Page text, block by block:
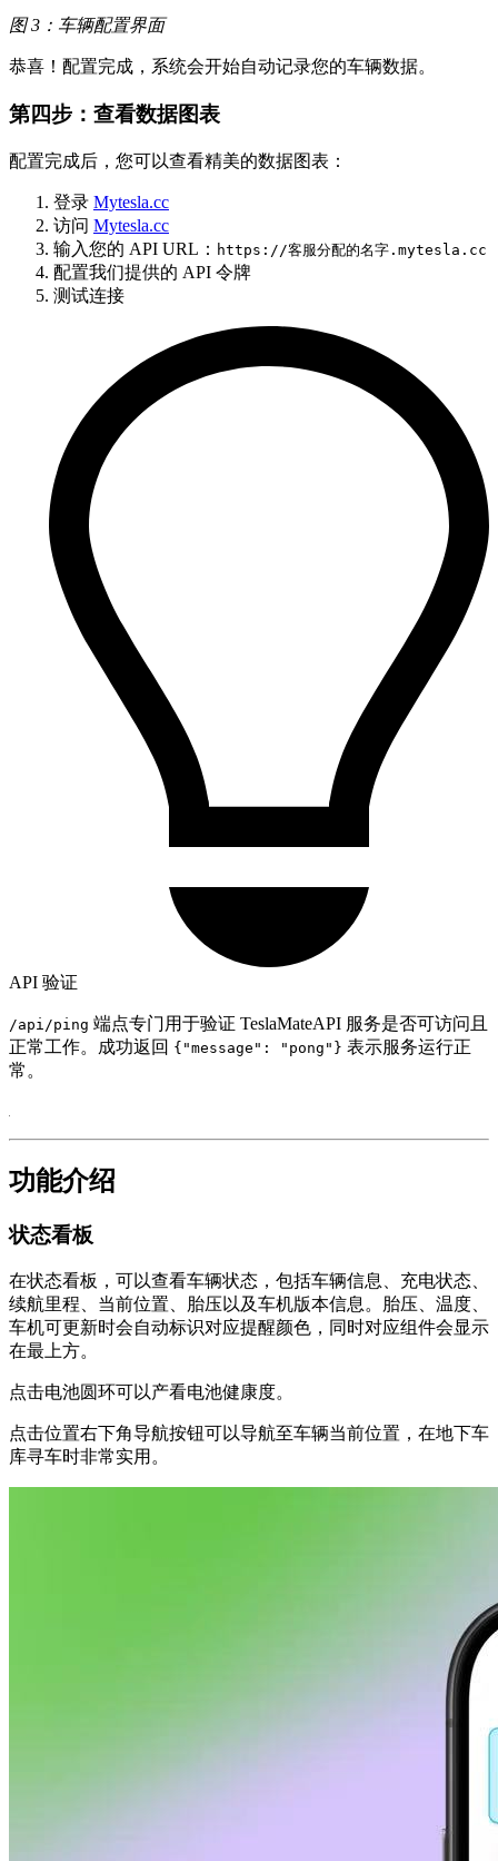
图 3：车辆配置界面
恭喜！配置完成，系统会开始自动记录您的车辆数据。
第四步：查看数据图表
配置完成后，您可以查看精美的数据图表：
登录 Mytesla.cc
访问 Mytesla.cc
输入您的 API URL： https://客服分配的名字.mytesla.cc
配置我们提供的 API 令牌
测试连接
API 验证
/api/ping 端点专门用于验证 TeslaMateAPI 服务是否可访问且
正常工作。成功返回 {"message": "pong"} 表示服务运行正
常。
功能介绍
状态看板
在状态看板，可以查看车辆状态，包括车辆信息、充电状态、
续航里程、当前位置、胎压以及车机版本信息。胎压、温度、
车机可更新时会自动标识对应提醒颜色，同时对应组件会显示
在最上方。
点击电池圆环可以产看电池健康度。
点击位置右下角导航按钮可以导航至车辆当前位置，在地下车
库寻车时非常实用。